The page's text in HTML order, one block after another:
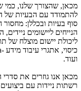
מכאן, שהצורך שלנו, כמי
להתמודד עם הבעיות של
סוף בעיות ובכללן:
ועוד.
מכאן אנו גוזרים את
רשתות ניידות עם